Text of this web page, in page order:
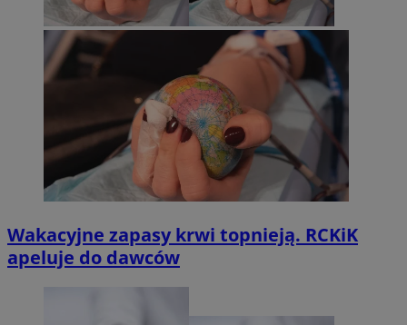
Wakacyjne zapasy krwi topnieją. RCKiK
apeluje do dawców